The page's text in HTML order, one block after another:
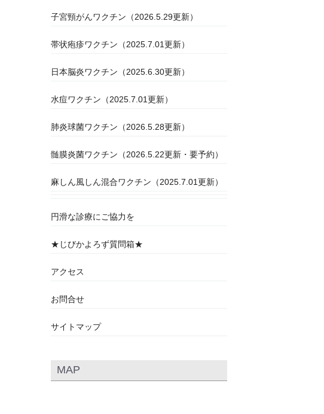
子宮頸がんワクチン（2026.5.29更新）
帯状疱疹ワクチン（2025.7.01更新）
日本脳炎ワクチン（2025.6.30更新）
水痘ワクチン（2025.7.01更新）
肺炎球菌ワクチン（2026.5.28更新）
髄膜炎菌ワクチン（2026.5.22更新・要予約）
麻しん風しん混合ワクチン（2025.7.01更新）
円滑な診療にご協力を
★じびかよろず質問箱★
アクセス
お問合せ
サイトマップ
MAP